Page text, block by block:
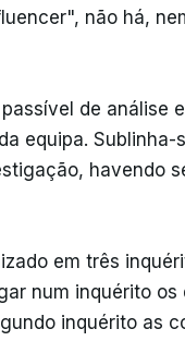
não há,
de análise
equipa.
havendo
em três
num inquérito
inquérito as